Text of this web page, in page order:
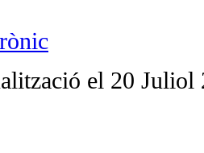
el 20 Juliol